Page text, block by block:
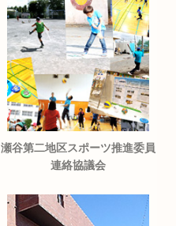
瀬谷第二地区スポーツ推進委員
連絡協議会